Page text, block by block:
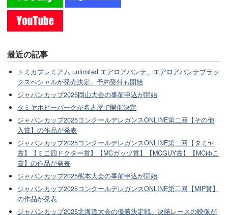
最近の記事
トミカプレミアム unlimited エアロアバンテ、エアロアバンテブラッ
クスペシャルが発売決定。予約受付も開始
ジャパンカップ2025岡山大会の事前申込が開始
タミヤホビーパークが名古屋で開催決定
ジャパンカップ2025コンクールデレガンスONLINE第二回【その他
入賞】の作品が発表
ジャパンカップ2025コンクールデレガンスONLINE第二回【タミヤ
賞】【ミニ四ドクター賞】【MCガッツ賞】【MCGUY賞】【MCゆこ
賞】の作品が発表
ジャパンカップ2025熊本大会の事前申込が開始
ジャパンカップ2025コンクールデレガンスONLINE第二回【MIP賞】
の作品が発表
ジャパンカップ2025北海道大会の優勝決定戦、決勝レースの映像が